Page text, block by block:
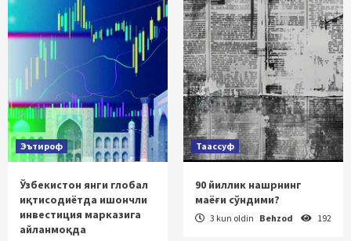
Эътироф
Ўзбекистон янги глобал
иқтисодиётда ишончли
инвестиция марказига
айланмоқда
Таассуф
90 йиллик нашрнинг
маёғи сўндими?
3 kun oldin Behzod 192